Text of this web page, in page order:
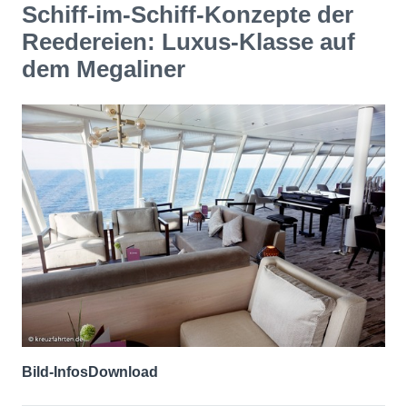
Schiff-im-Schiff-Konzepte der
Reedereien: Luxus-Klasse auf
dem Megaliner
Bild-InfosDownload